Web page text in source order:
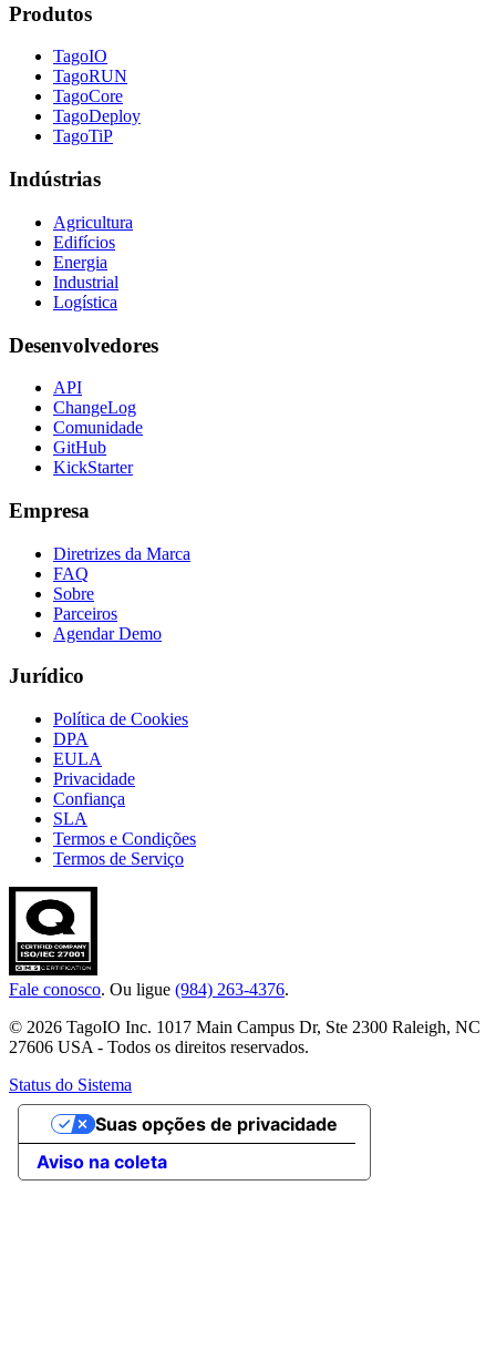
Produtos
TagoIO
TagoRUN
TagoCore
TagoDeploy
TagoTiP
Indústrias
Agricultura
Edifícios
Energia
Industrial
Logística
Desenvolvedores
API
ChangeLog
Comunidade
GitHub
KickStarter
Empresa
Diretrizes da Marca
FAQ
Sobre
Parceiros
Agendar Demo
Jurídico
Política de Cookies
DPA
EULA
Privacidade
Confiança
SLA
Termos e Condições
Termos de Serviço
Fale conosco. Ou ligue (984) 263-4376.
© 2026 TagoIO Inc. 1017 Main Campus Dr, Ste 2300 Raleigh, NC
27606 USA - Todos os direitos reservados.
Status do Sistema
Aviso na coleta
Suas opções de privacidade